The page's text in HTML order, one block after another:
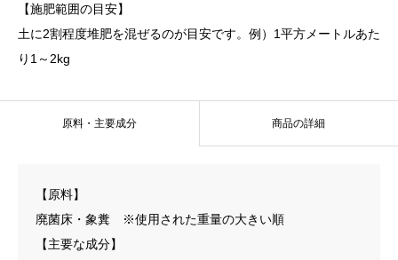
【施肥範囲の目安】
土に2割程度堆肥を混ぜるのが目安です。例）1平方メートルあた
り1～2kg
原料・主要成分 商品の詳細
【原料】
廃菌床・象糞 ※使用された重量の大きい順
【主要な成分】